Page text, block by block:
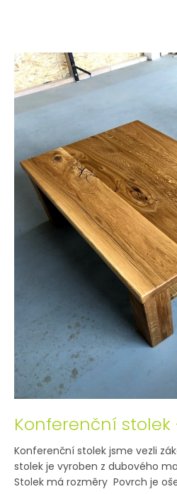
Konferenční
Konferenční stolek jsme vezli
stolek je vyroben z dubového
Stolek má rozměry Povrch je